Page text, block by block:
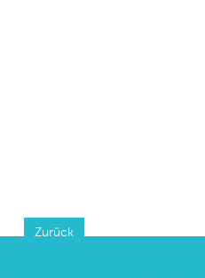
Zurück